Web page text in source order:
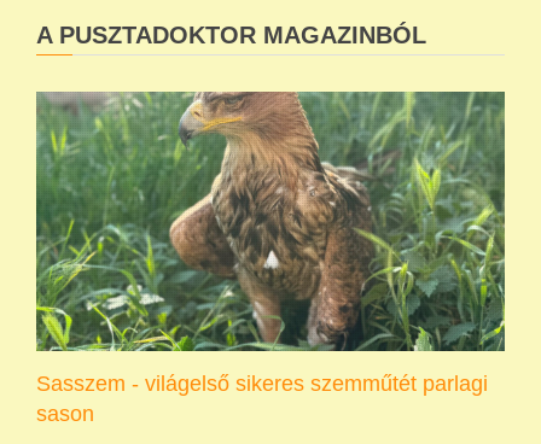
A PUSZTADOKTOR MAGAZINBÓL
Sasszem - világelső sikeres szemműtét parlagi
sason